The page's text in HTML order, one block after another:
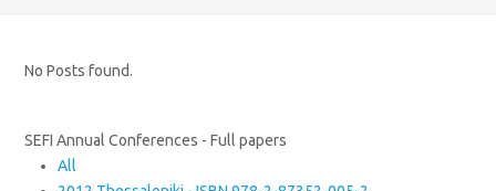
No Posts found.
SEFI Annual Conferences - Full papers
All